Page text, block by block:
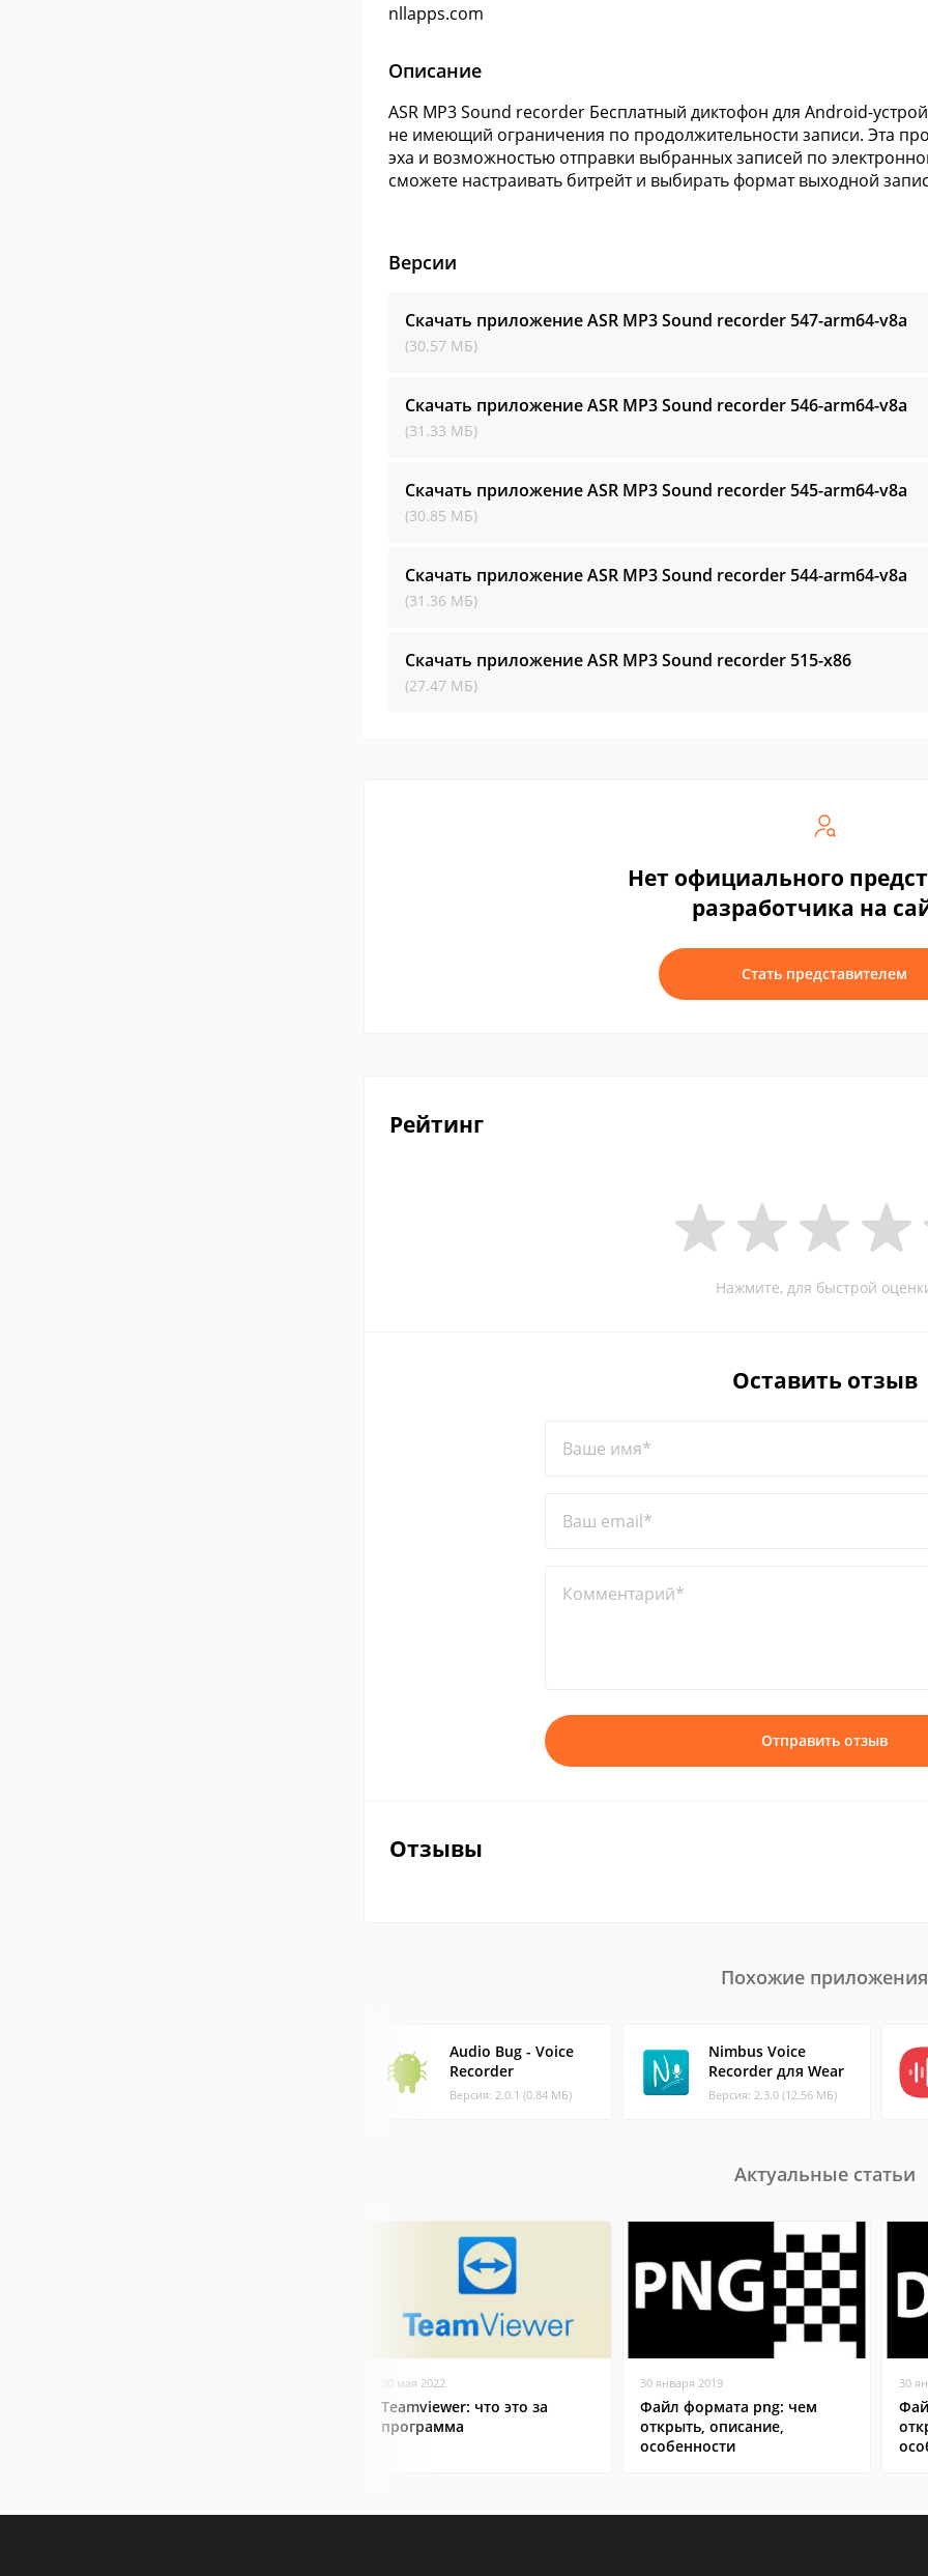
nllapps.com
Описание
ASR MP3 Sound recorder Бесплатный диктофон для Android-
не имеющий ограничения по продолжительности записи. Эта
эха и возможностью отправки выбранных записей по
сможете настраивать битрейт и выбирать формат выходной
Версии
Скачать приложение ASR MP3 Sound recorder 547-arm64-v8a
(30.57 МБ)
Скачать приложение ASR MP3 Sound recorder 546-arm64-v8a
(31.33 МБ)
Скачать приложение ASR MP3 Sound recorder 545-arm64-v8a
(30.85 МБ)
Скачать приложение ASR MP3 Sound recorder 544-arm64-v8a
(31.36 МБ)
Скачать приложение ASR MP3 Sound recorder 515-x86
(27.47 МБ)
Нет официального
разработчика на
Стать представителем
Рейтинг
Нажмите, для быстрой
Оставить отзыв
Ваше имя*
Ваш email*
Комментарий*
Отправить отзыв
Отзывы
Похожие приложения
Audio Bug - Voice
Recorder
Версия: 2.0.1 (0.84 МБ)
Nimbus Voice
Recorder для Wear
Версия: 2.3.0 (12.56 МБ)
Актуальные статьи
30 мая 2022
Teamviewer: что это за
программа
30 января 2019
Файл формата png: чем
открыть, описание,
особенности
30